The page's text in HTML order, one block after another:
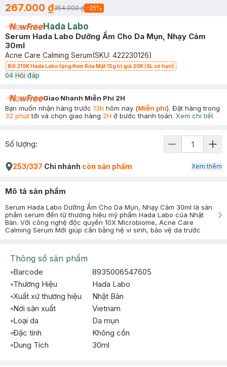
267.000 ₫354.000 ₫ -25%
Hada Labo
Serum Hada Labo Dưỡng Ẩm Cho Da Mụn, Nhạy Cảm
30ml
Acne Care Calming Serum(SKU: 422230126)
Bill 219K Hada Labo tặng Kem Rửa Mặt 15g trị giá 20K (SL có hạn)
04 Hỏi đáp
Giao Nhanh Miễn Phí 2H
Bạn muốn nhận hàng trước 13h hôm nay (Miễn phí). Đặt hàng trong
32 phúttới và chọn giao hàng 2H ở bước thanh toán. Xem chi tiết
Số lượng:
253/337 Chi nhánh còn sản phẩm Xem thêm
Mô tả sản phẩm
Serum Hada Labo Dưỡng Ẩm Cho Da Mụn, Nhạy Cảm 30ml là sản
phẩm serum đến từ thương hiệu mỹ phẩm Hada Labo của Nhật
Bản. Với công nghệ độc quyền 10X Microbiome, Acne Care
Calming Serum Mới giúp cân bằng hệ vi sinh, bảo vệ da trước
Thông số sản phẩm
Barcode
8935006547605
Thương Hiệu
Hada Labo
Xuất xứ thương hiệu
Nhật Bản
Nơi sản xuất
Vietnam
Loại da
Da mụn
Đặc tính
Không cồn
Dung Tích
30ml